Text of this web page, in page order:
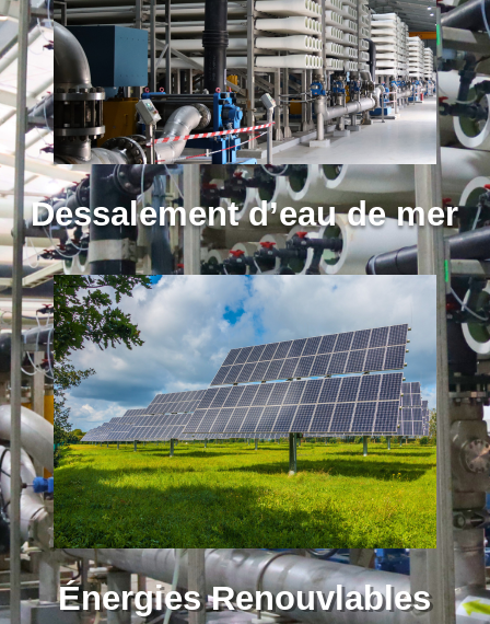
Dessalement d’eau de mer
Énergies Renouvlables